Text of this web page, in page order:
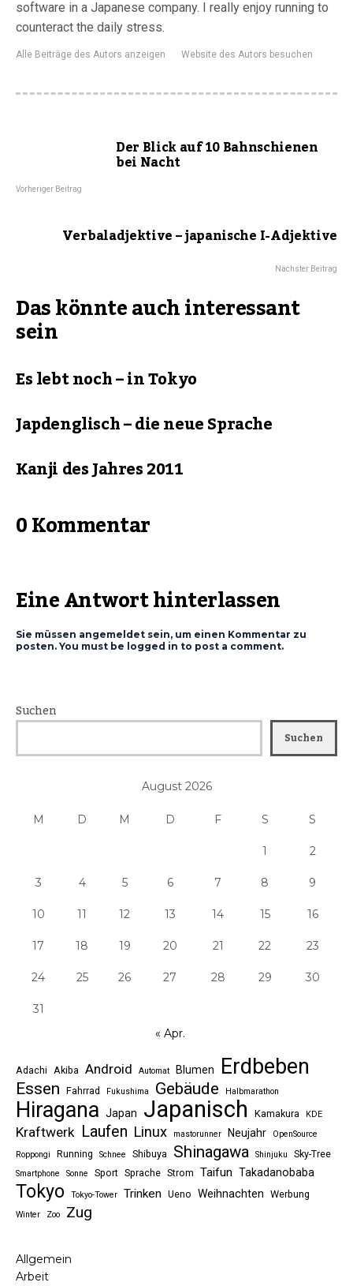
software in a Japanese company. I really enjoy running to
counteract the daily stress.
Alle Beiträge des Autors anzeigen Website des Autors besuchen
Der Blick auf 10 Bahnschienen
bei Nacht
Vorheriger Beitrag
Verbaladjektive – japanische I-Adjektive
Nächster Beitrag
Das könnte auch interessant
sein
Es lebt noch – in Tokyo
Japdenglisch – die neue Sprache
Kanji des Jahres 2011
0 Kommentar
Eine Antwort hinterlassen
Sie müssen angemeldet sein, um einen Kommentar zu
posten. You must be logged in to post a comment.
Suchen
Suchen
August 2026
M D M D F S S
1 2
3 4 5 6 7 8 9
10 11 12 13 14 15 16
17 18 19 20 21 22 23
24 25 26 27 28 29 30
31
« Apr.
Adachi Akiba Android Automat Blumen Erdbeben
Essen Fahrrad Fukushima Gebäude Halbmarathon
Hiragana Japan Japanisch Kamakura KDE
Kraftwerk Laufen Linux mastorunner Neujahr
OpenSource
Roppongi
Running Schnee Shibuya Shinagawa Shinjuku Sky-Tree
Smartphone Sonne Sport Sprache Strom Taifun Takadanobaba
Tokyo Tokyo-Tower Trinken Ueno Weihnachten Werbung
Winter Zoo Zug
Allgemein
Arbeit